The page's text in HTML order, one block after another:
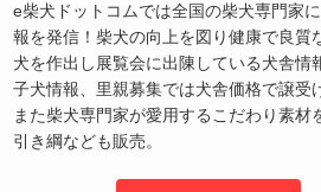
e柴犬ドットコムでは全国の柴犬専門家
報を発信！柴犬の向上を図り健康で良質
犬を作出し展覧会に出陳している犬舎情
子犬情報、里親募集では犬舎価格で譲受
また柴犬専門家が愛用するこだわり素材
引き綱なども販売。